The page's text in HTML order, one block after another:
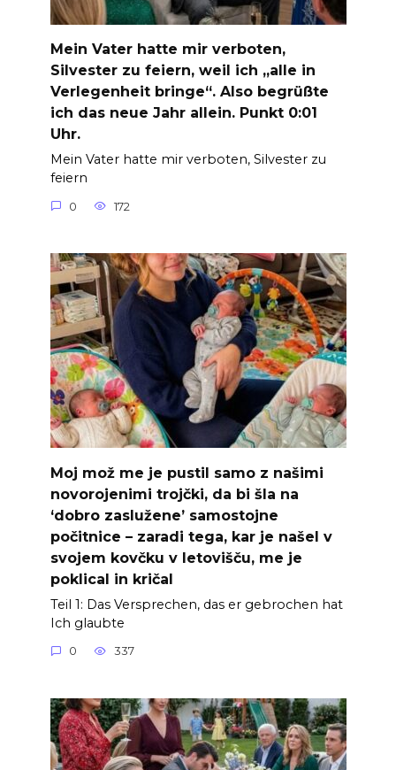
Mein Vater hatte mir verboten,
Silvester zu feiern, weil ich „alle in
Verlegenheit bringe“. Also begrüßte
ich das neue Jahr allein. Punkt 0:01
Uhr.
Mein Vater hatte mir verboten, Silvester zu
feiern
0 172
Moj mož me je pustil samo z našimi
novorojenimi trojčki, da bi šla na
‘dobro zaslužene’ samostojne
počitnice – zaradi tega, kar je našel v
svojem kovčku v letovišču, me je
poklical in kričal
Teil 1: Das Versprechen, das er gebrochen hat
Ich glaubte
0 337